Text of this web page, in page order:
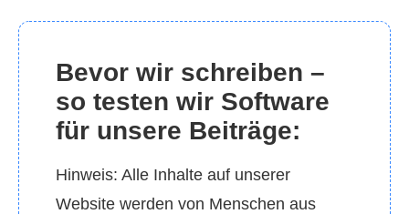
Bevor wir schreiben –
so testen wir Software
für unsere Beiträge:
Hinweis: Alle Inhalte auf unserer
Website werden von Menschen aus